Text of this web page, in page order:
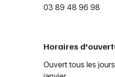
03 89 48 96 98
Horaires
Ouvert tous les